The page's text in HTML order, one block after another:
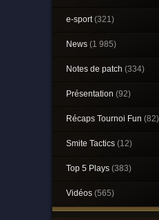
e-sport(321)
News (1 985)
Notes de patch (334)
Présentation (92)
Récaps Tournoi Fun (82)
Smite Tactics (12)
Top 5 Plays (383)
Vidéos (565)